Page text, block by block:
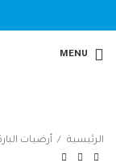
MENU
الرئيسية أرضيات